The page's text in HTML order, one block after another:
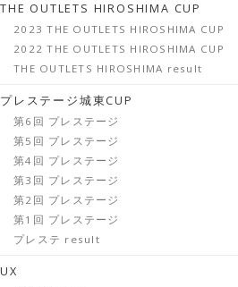
THE OUTLETS HIROSHIMA CUP
2023 THE OUTLETS HIROSHIMA CUP
2022 THE OUTLETS HIROSHIMA CUP
THE OUTLETS HIROSHIMA result
プレステージ城東CUP
第6回 プレステージ
第5回 プレステージ
第4回 プレステージ
第3回 プレステージ
第2回 プレステージ
第1回 プレステージ
プレステ result
UX